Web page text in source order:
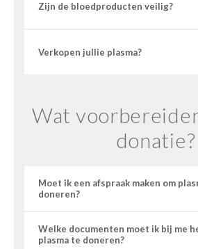
Zijn de bloedproducten veilig?
Verkopen jullie plasma?
Wat
donatie?
Moet ik een afspraak maken om
doneren?
Welke documenten moet ik bij me
plasma te doneren?